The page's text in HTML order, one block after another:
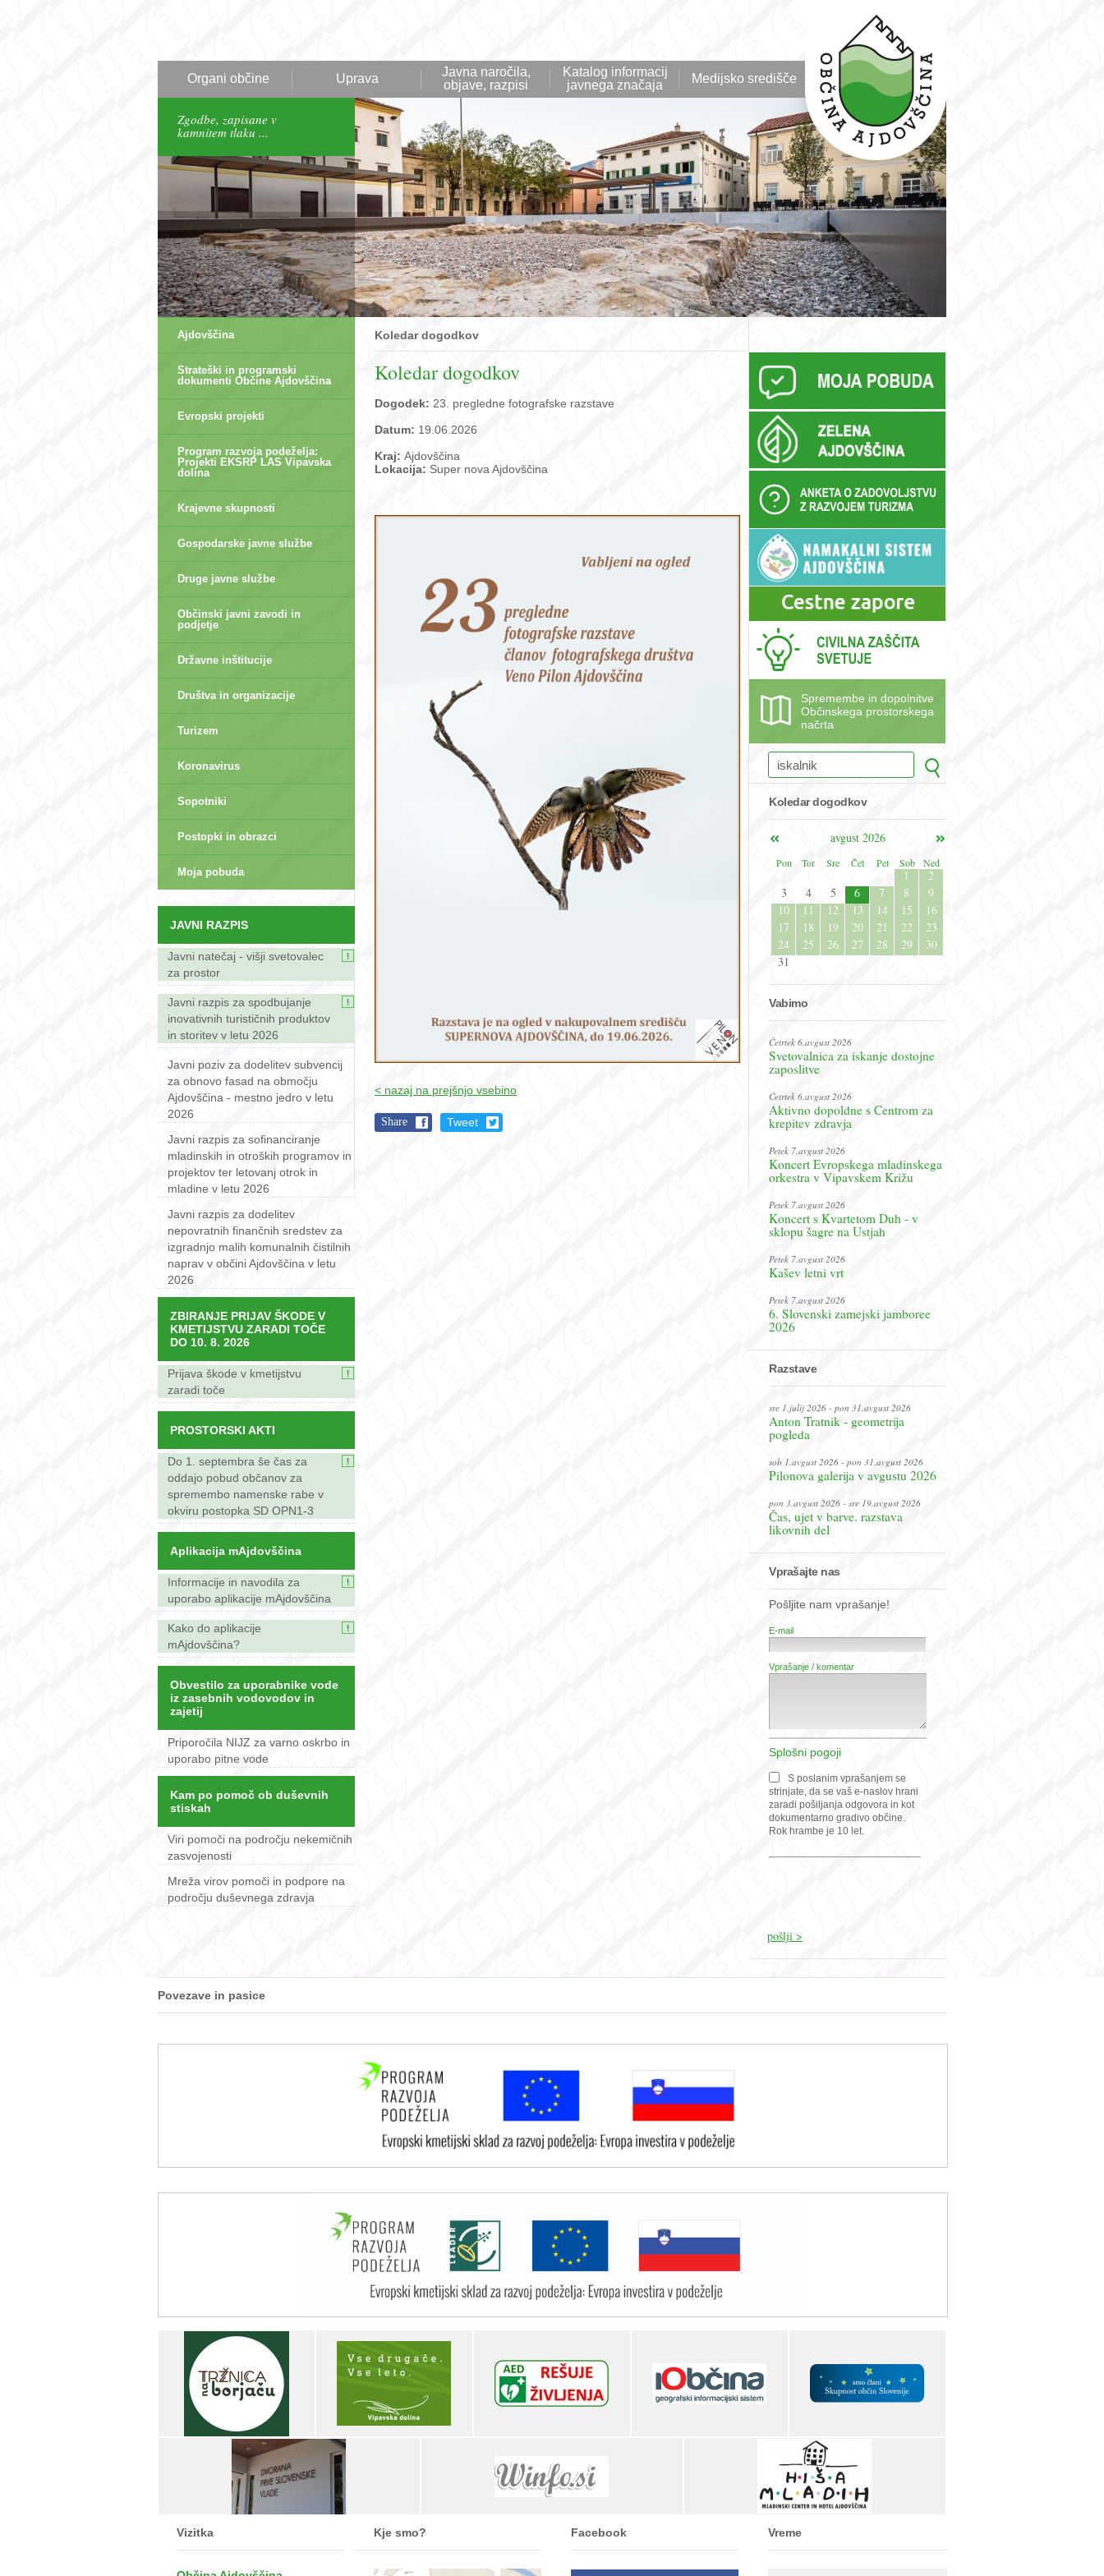
Organi občine Uprava
Javna naročila,
objave, razpisi
Katalog informacij
javnega značaja
Medijsko središče
Zgodbe, zapisane v
kamnitem tlaku ...
Ajdovščina
Strateški in programski
dokumenti Občine Ajdovščina
Evropski projekti
Program razvoja podeželja:
Projekti EKSRP LAS Vipavska
dolina
Krajevne skupnosti
Gospodarske javne službe
Druge javne službe
Občinski javni zavodi in
podjetje
Državne inštitucije
Društva in organizacije
Turizem
Koronavirus
Sopotniki
Postopki in obrazci
Moja pobuda
JAVNI RAZPIS
Javni natečaj - višji svetovalec
za prostor
Javni razpis za spodbujanje
inovativnih turističnih produktov
in storitev v letu 2026
Javni poziv za dodelitev subvencij
za obnovo fasad na območju
Ajdovščina - mestno jedro v letu
2026
Javni razpis za sofinanciranje
mladinskih in otroških programov in
projektov ter letovanj otrok in
mladine v letu 2026
Javni razpis za dodelitev
nepovratnih finančnih sredstev za
izgradnjo malih komunalnih čistilnih
naprav v občini Ajdovščina v letu
2026
ZBIRANJE PRIJAV ŠKODE V
KMETIJSTVU ZARADI TOČE
DO 10. 8. 2026
Prijava škode v kmetijstvu
zaradi toče
PROSTORSKI AKTI
Do 1. septembra še čas za
oddajo pobud občanov za
spremembo namenske rabe v
okviru postopka SD OPN1-3
Aplikacija mAjdovščina
Informacije in navodila za
uporabo aplikacije mAjdovščina
Kako do aplikacije
mAjdovščina?
Obvestilo za uporabnike vode
iz zasebnih vodovodov in
zajetij
Priporočila NIJZ za varno oskrbo in
uporabo pitne vode
Kam po pomoč ob duševnih
stiskah
Viri pomoči na področju nekemičnih
zasvojenosti
Mreža virov pomoči in podpore na
področju duševnega zdravja
Koledar dogodkov
Koledar dogodkov
Dogodek: 23. pregledne fotografske razstave
Datum: 19.06.2026
Kraj: Ajdovščina
Lokacija: Super nova Ajdovščina
< nazaj na prejšnjo vsebino
Share Tweet
Spremembe in dopolnitve
Občinskega prostorskega
načrta
Koledar dogodkov
avgust 2026
Pon
Tor Sre Čet Pet Sob Ned
1
2
3
4 5 6 7 8
9
10
11 12 13 14 15
16
17
18 19 20 21 22
23
24
25 26 27 28 29
30
31
Vabimo
Četrtek 6.avgust 2026
Svetovalnica za iskanje dostojne
zaposlitve
Četrtek 6.avgust 2026
Aktivno dopoldne s Centrom za
krepitev zdravja
Petek 7.avgust 2026
Koncert Evropskega mladinskega
orkestra v Vipavskem Križu
Petek 7.avgust 2026
Koncert s Kvartetom Duh - v
sklopu šagre na Ustjah
Petek 7.avgust 2026
Kašev letni vrt
Petek 7.avgust 2026
6. Slovenski zamejski jamboree
2026
Razstave
sre 1.julij 2026 - pon 31.avgust 2026
Anton Tratnik - geometrija
pogleda
sob 1.avgust 2026 - pon 31.avgust 2026
Pilonova galerija v avgustu 2026
pon 3.avgust 2026 - sre 19.avgust 2026
Čas, ujet v barve. razstava
likovnih del
Vprašajte nas
Pošljite nam vprašanje!
E-mail
Vprašanje / komentar
Splošni pogoji
S poslanim vprašanjem se
strinjate, da se vaš e-naslov hrani
zaradi pošiljanja odgovora in kot
dokumentarno gradivo občine.
Rok hrambe je 10 let.
Povezave in pasice
Vizitka Kje smo? Facebook Vreme